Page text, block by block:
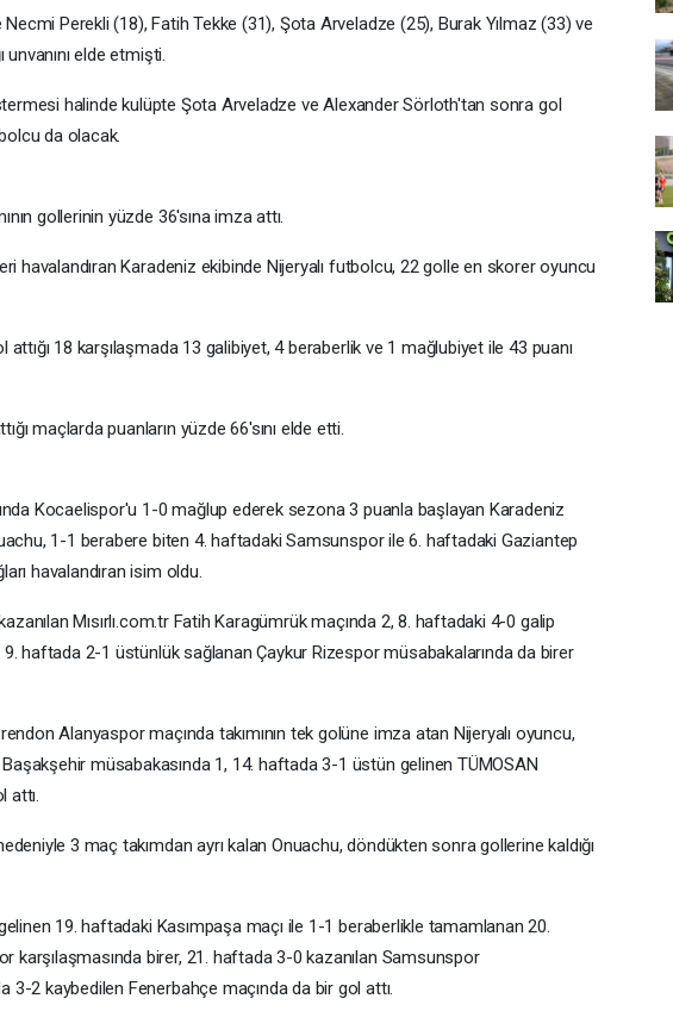
Perekli (18), Fatih Tekke (31), Şota Arveladze (25), Burak Yılmaz (33) ve
elde etmişti.
halinde kulüpte Şota Arveladze ve Alexander Sörloth'tan sonra gol
da olacak.
gollerinin yüzde 36'sına imza attı.
havalandıran Karadeniz ekibinde Nijeryalı futbolcu, 22 golle en skorer oyuncu
18 karşılaşmada 13 galibiyet, 4 beraberlik ve 1 mağlubiyet ile 43 puanı
maçlarda puanların yüzde 66'sını elde etti.
Kocaelispor'u 1-0 mağlup ederek sezona 3 puanla başlayan Karadeniz
1-1 berabere biten 4. haftadaki Samsunspor ile 6. haftadaki Gaziantep
havalandıran isim oldu.
Mısırlı.com.tr Fatih Karagümrük maçında 2, 8. haftadaki 4-0 galip
haftada 2-1 üstünlük sağlanan Çaykur Rizespor müsabakalarında da birer
Alanyaspor maçında takımının tek golüne imza atan Nijeryalı oyuncu,
müsabakasında 1, 14. haftada 3-1 üstün gelinen TÜMOSAN
attı.
3 maç takımdan ayrı kalan Onuachu, döndükten sonra gollerine kaldığı
19. haftadaki Kasımpaşa maçı ile 1-1 beraberlikle tamamlanan 20.
karşılaşmasında birer, 21. haftada 3-0 kazanılan Samsunspor
3-2 kaybedilen Fenerbahçe maçında da bir gol attı.